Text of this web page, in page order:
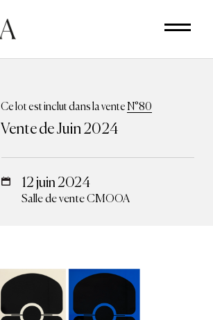
Ce lot est inclut dans la vente N°80
Vente de Juin 2024
12 juin 2024
Salle de vente CMOOA